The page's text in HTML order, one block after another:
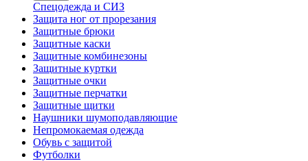
Спецодежда и СИЗ
Защита ног от прорезания
Защитные брюки
Защитные каски
Защитные комбинезоны
Защитные куртки
Защитные очки
Защитные перчатки
Защитные щитки
Наушники шумоподавляющие
Непромокаемая одежда
Обувь с защитой
Футболки